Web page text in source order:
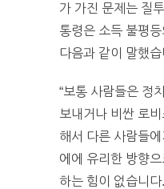
가 가진 문제는 질
통령은 소득 불평
다음과 같이 말했습
“보통 사람들은 정
보내거나 비싼 로
해서 다른 사람들
에에 유리한 방향
하는 힘이 없습니